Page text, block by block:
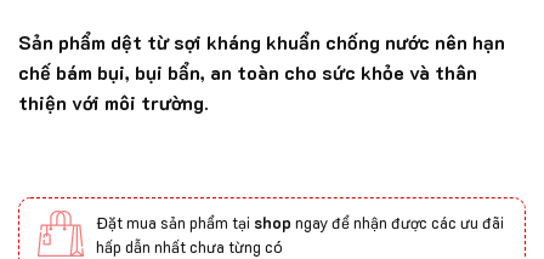
Sản phẩm dệt từ sợi kháng khuẩn chống nước nên hạn
chế bám bụi, bụi bẩn, an toàn cho sức khỏe và thân
thiện với môi trường.
Đặt mua sản phẩm tại shop ngay để nhận được các ưu đãi
hấp dẫn nhất chưa từng có